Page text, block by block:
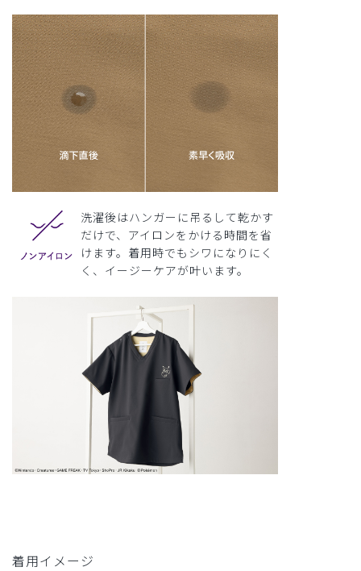
洗濯後はハンガーに吊るして乾かす
だけで、アイロンをかける時間を省
けます。着用時でもシワになりにく
く、イージーケアが叶います。
着用イメージ